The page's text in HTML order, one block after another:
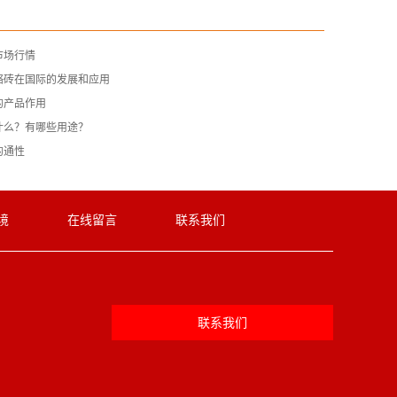
场行情
在国际的发展和应用
品作用
？有哪些用途？
通性
在线留言 联系我们
联系我们